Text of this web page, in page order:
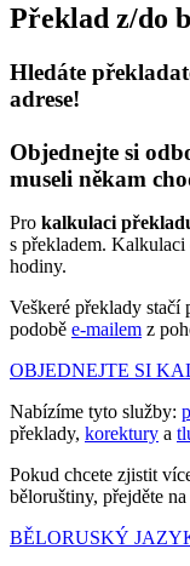
Překlad z/do
Hledáte
adrese!
Objednejte si
museli někam
Pro kalkulaci
s překladem. Kalkulaci
hodiny.
Veškeré překlady stačí
podobě e-mailem z
OBJEDNEJTE SI
Nabízíme tyto služby:
překlady, korektury a
Pokud chcete zjistit
běloruštiny, přejděte
BĚLORUSKÝ